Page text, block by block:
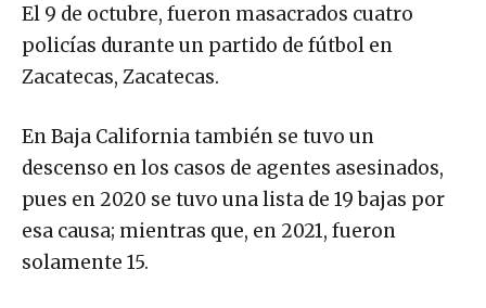
El 9 de octubre, fueron masacrados cuatro
policías durante un partido de fútbol en
Zacatecas, Zacatecas.
En Baja California también se tuvo un
descenso en los casos de agentes asesinados,
pues en 2020 se tuvo una lista de 19 bajas por
esa causa; mientras que, en 2021, fueron
solamente 15.